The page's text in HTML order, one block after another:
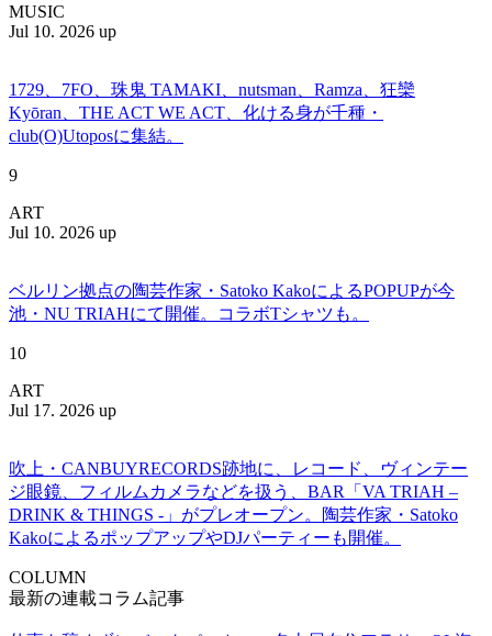
MUSIC
Jul 10. 2026 up
1729、7FO、珠鬼 TAMAKI、nutsman、Ramza、狂欒
Kyōran、THE ACT WE ACT、化ける身が千種・
club(O)Utoposに集結。
9
ART
Jul 10. 2026 up
ベルリン拠点の陶芸作家・Satoko KakoによるPOPUPが今
池・NU TRIAHにて開催。コラボTシャツも。
10
ART
Jul 17. 2026 up
吹上・CANBUYRECORDS跡地に、レコード、ヴィンテー
ジ眼鏡、フィルムカメラなどを扱う、BAR「VA TRIAH –
DRINK & THINGS -」がプレオープン。陶芸作家・Satoko
KakoによるポップアップやDJパーティーも開催。
COLUMN
最新の連載コラム記事